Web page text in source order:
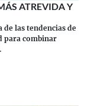
ATREVIDA Y
de las tendencias de
para combinar